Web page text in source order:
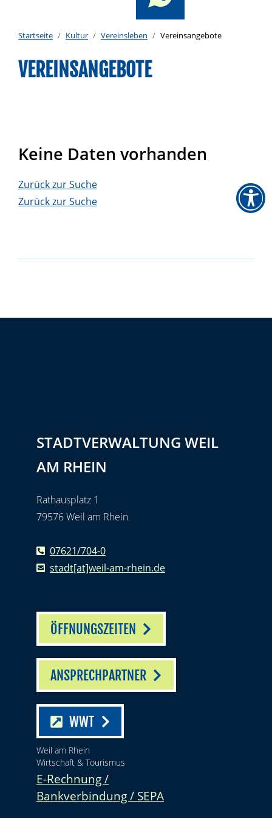
Startseite Kultur Vereinsleben Vereinsangebote
VEREINSANGEBOTE
Keine Daten vorhanden
Zurück zur Suche
Zurück zur Suche
STADTVERWALTUNG WEIL
AM RHEIN
Rathausplatz 1
79576 Weil am Rhein
07621/704-0
stadt[at]weil-am-rhein.de
ÖFFNUNGSZEITEN
ANSPRECHPARTNER
WWT
Weil am Rhein
Wirtschaft & Tourismus
E-Rechnung /
Bankverbindung / SEPA